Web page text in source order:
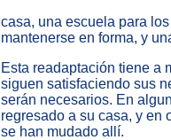
casa, una escuela para
mantenerse en forma, y
Esta readaptación tiene a
siguen satisfaciendo sus
serán necesarios. En
regresado a su casa, y en
se han mudado allí.